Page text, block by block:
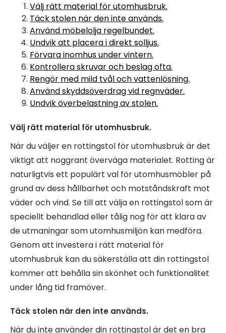
Välj rätt material för utomhusbruk.
Täck stolen när den inte används.
Använd möbelolja regelbundet.
Undvik att placera i direkt solljus.
Förvara inomhus under vintern.
Kontrollera skruvar och beslag ofta.
Rengör med mild tvål och vattenlösning.
Använd skyddsöverdrag vid regnväder.
Undvik överbelastning av stolen.
Välj rätt material för utomhusbruk.
När du väljer en rottingstol för utomhusbruk är det
viktigt att noggrant överväga materialet. Rotting är
naturligtvis ett populärt val för utomhusmöbler på
grund av dess hållbarhet och motståndskraft mot
väder och vind. Se till att välja en rottingstol som är
speciellt behandlad eller tålig nog för att klara av
de utmaningar som utomhusmiljön kan medföra.
Genom att investera i rätt material för
utomhusbruk kan du säkerställa att din rottingstol
kommer att behålla sin skönhet och funktionalitet
under lång tid framöver.
Täck stolen när den inte används.
När du inte använder din rottingstol är det en bra